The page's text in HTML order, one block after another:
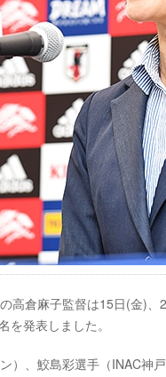
高倉麻子監督は15日(金)
発表しました。
）、鮫島彩選手（INAC神